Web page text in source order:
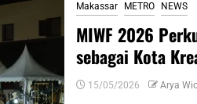
Makassar METRO NEWS
MIWF 2026
sebagai Kota
15/05/2026 Arya